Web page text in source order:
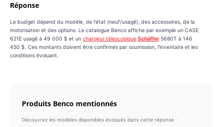
Réponse
Le budget dépend du modèle, de l'état (neuf/usagé), des accessoires, de la
motorisation et des options. Le catalogue Benco affiche par exemple un CASE
621E usagé à 49 000 $ et un chargeur télescopique Schäffer 5680T à 146
450 $. Ces montants doivent être confirmés par soumission, l'inventaire et les
conditions évoluant.
Produits Benco mentionnés
Découvrez les modèles disponibles évoqués dans cette réponse :